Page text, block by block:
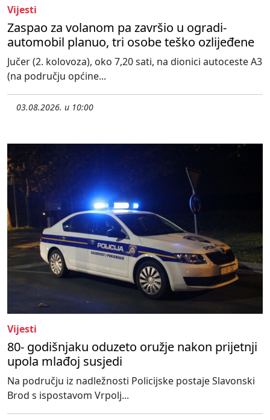
Vijesti
Zaspao za volanom pa završio u ogradi-
automobil planuo, tri osobe teško ozlijeđene
Jučer (2. kolovoza), oko 7,20 sati, na dionici autoceste A3
(na području općine...
03.08.2026. u 10:00
Vijesti
80- godišnjaku oduzeto oružje nakon prijetnji
upola mlađoj susjedi
Na području iz nadležnosti Policijske postaje Slavonski
Brod s ispostavom Vrpolj...